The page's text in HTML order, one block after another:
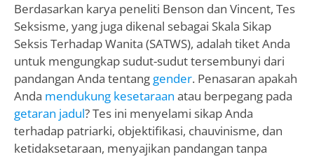
Berdasarkan karya peneliti Benson dan Vincent, Tes
Seksisme, yang juga dikenal sebagai Skala Sikap
Seksis Terhadap Wanita (SATWS), adalah tiket Anda
untuk mengungkap sudut-sudut tersembunyi dari
pandangan Anda tentang gender. Penasaran apakah
Anda mendukung kesetaraan atau berpegang pada
getaran jadul? Tes ini menyelami sikap Anda
terhadap patriarki, objektifikasi, chauvinisme, dan
ketidaksetaraan, menyajikan pandangan tanpa